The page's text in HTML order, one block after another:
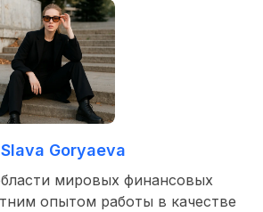
Slava Goryaeva
мировых финансовых
опытом работы в качестве